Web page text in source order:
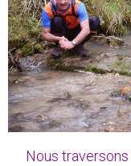
Nous traversons